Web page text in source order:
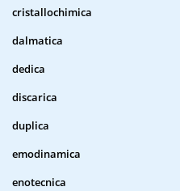
cristallochimica
dalmatica
dedica
discarica
duplica
emodinamica
enotecnica